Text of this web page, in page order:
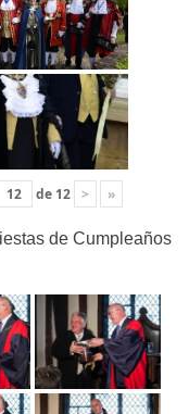
de 12 > »
de Cumpleaños